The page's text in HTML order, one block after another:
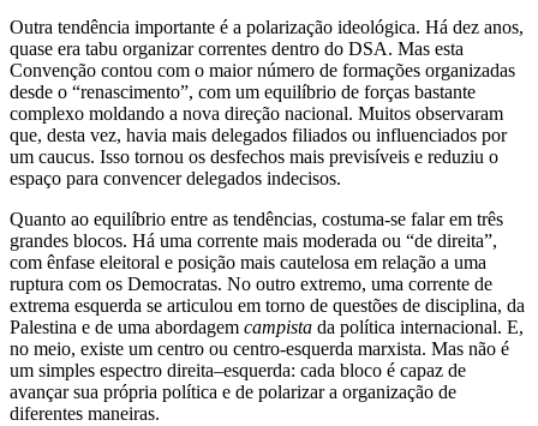
Outra tendência importante é a polarização ideológica. Há dez anos,
quase era tabu organizar correntes dentro do DSA. Mas esta
Convenção contou com o maior número de formações organizadas
desde o “renascimento”, com um equilíbrio de forças bastante
complexo moldando a nova direção nacional. Muitos observaram
que, desta vez, havia mais delegados filiados ou influenciados por
um caucus. Isso tornou os desfechos mais previsíveis e reduziu o
espaço para convencer delegados indecisos.
Quanto ao equilíbrio entre as tendências, costuma-se falar em três
grandes blocos. Há uma corrente mais moderada ou “de direita”,
com ênfase eleitoral e posição mais cautelosa em relação a uma
ruptura com os Democratas. No outro extremo, uma corrente de
extrema esquerda se articulou em torno de questões de disciplina, da
Palestina e de uma abordagem campista da política internacional. E,
no meio, existe um centro ou centro-esquerda marxista. Mas não é
um simples espectro direita–esquerda: cada bloco é capaz de
avançar sua própria política e de polarizar a organização de
diferentes maneiras.